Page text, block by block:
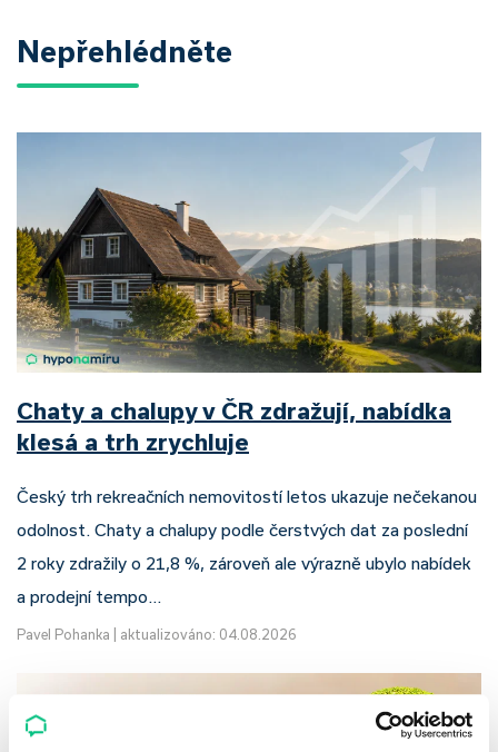
Nepřehlédněte
Chaty a chalupy v ČR zdražují, nabídka
klesá a trh zrychluje
Český trh rekreačních nemovitostí letos ukazuje nečekanou
odolnost. Chaty a chalupy podle čerstvých dat za poslední
2 roky zdražily o 21,8 %, zároveň ale výrazně ubylo nabídek
a prodejní tempo…
Pavel Pohanka aktualizováno: 04.08.2026